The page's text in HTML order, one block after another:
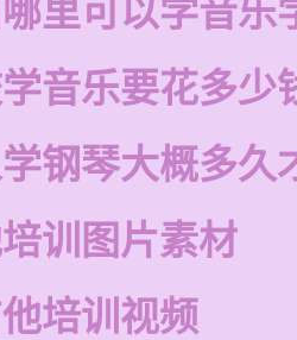
里可以学音乐
音乐要花多少
钢琴大概多久
训图片素材
培训视频